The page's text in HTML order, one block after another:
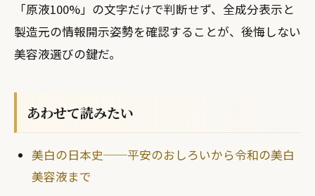
「原液100%」の文字だけで判断せず、全成分表示と
製造元の情報開示姿勢を確認することが、後悔しない
美容液選びの鍵だ。
あわせて読みたい
美白の日本史──平安のおしろいから令和の美白
美容液まで